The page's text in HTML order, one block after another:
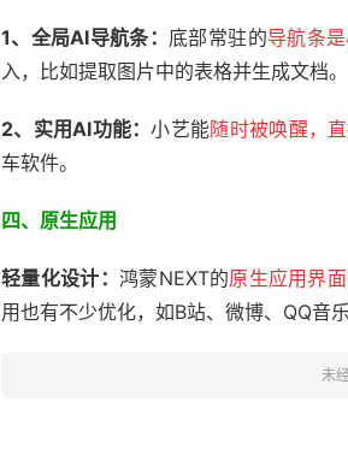
1、 全局AI导航条： 底部常驻的导航条
入，比如提取图片中的表格并生成文档。
2、实用AI功能：小艺能随时被唤醒，
车软件。
四、原生应用
轻量化设计： 鸿蒙NEXT的原生应用界
用也有不少优化，如B站、微博、QQ音
未